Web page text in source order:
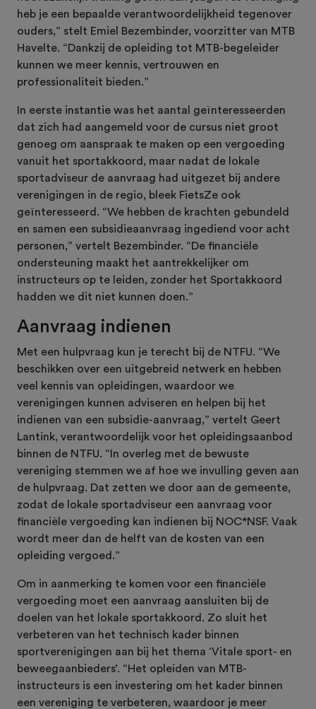
heb je een bepaalde verantwoordelijkheid tegenover
ouders,” stelt Emiel Bezembinder, voorzitter van MTB
Havelte. “Dankzij de opleiding tot MTB-begeleider
kunnen we meer kennis, vertrouwen en
professionaliteit bieden.”
In eerste instantie was het aantal geïnteresseerden
dat zich had aangemeld voor de cursus niet groot
genoeg om aanspraak te maken op een vergoeding
vanuit het sportakkoord, maar nadat de lokale
sportadviseur de aanvraag had uitgezet bij andere
verenigingen in de regio, bleek FietsZe ook
geïnteresseerd. “We hebben de krachten gebundeld
en samen een subsidieaanvraag ingediend voor acht
personen,” vertelt Bezembinder. “De financiële
ondersteuning maakt het aantrekkelijker om
instructeurs op te leiden, zonder het Sportakkoord
hadden we dit niet kunnen doen.”
Aanvraag indienen
Met een hulpvraag kun je terecht bij de NTFU. “We
beschikken over een uitgebreid netwerk en hebben
veel kennis van opleidingen, waardoor we
verenigingen kunnen adviseren en helpen bij het
indienen van een subsidie-aanvraag,” vertelt Geert
Lantink, verantwoordelijk voor het opleidingsaanbod
binnen de NTFU. “In overleg met de bewuste
vereniging stemmen we af hoe we invulling geven aan
de hulpvraag. Dat zetten we door aan de gemeente,
zodat de lokale sportadviseur een aanvraag voor
financiële vergoeding kan indienen bij NOC*NSF. Vaak
wordt meer dan de helft van de kosten van een
opleiding vergoed.”
Om in aanmerking te komen voor een financiële
vergoeding moet een aanvraag aansluiten bij de
doelen van het lokale sportakkoord. Zo sluit het
verbeteren van het technisch kader binnen
sportverenigingen aan bij het thema ‘Vitale sport- en
beweegaanbieders’. “Het opleiden van MTB-
instructeurs is een investering om het kader binnen
een vereniging te verbeteren, waardoor je meer